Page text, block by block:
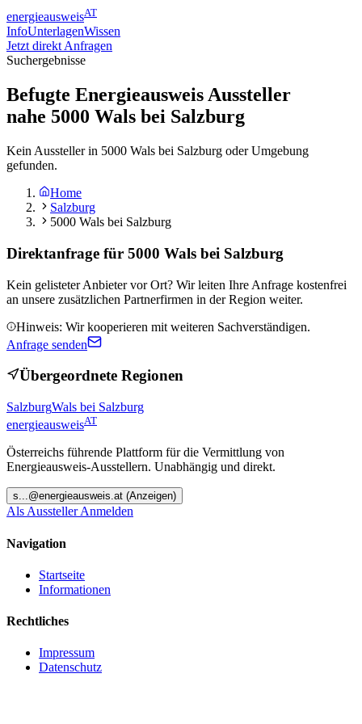
energieausweisAT
InfoUnterlagenWissen
Jetzt direkt Anfragen
Suchergebnisse
Befugte Energieausweis Aussteller
nahe 5000 Wals bei Salzburg
Kein Aussteller in 5000 Wals bei Salzburg oder Umgebung
gefunden.
Home
Salzburg
5000 Wals bei Salzburg
Direktanfrage für 5000 Wals bei Salzburg
Kein gelisteter Anbieter vor Ort? Wir leiten Ihre Anfrage kostenfrei
an unsere zusätzlichen Partnerfirmen in der Region weiter.
Hinweis: Wir kooperieren mit weiteren Sachverständigen.
Anfrage senden
Übergeordnete Regionen
SalzburgWals bei Salzburg
energieausweisAT
Österreichs führende Plattform für die Vermittlung von
Energieausweis-Ausstellern. Unabhängig und direkt.
s...@energieausweis.at (Anzeigen)
Als Aussteller Anmelden
Navigation
Startseite
Informationen
Rechtliches
Impressum
Datenschutz